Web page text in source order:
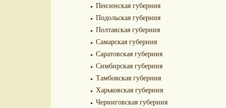
Пензенская губерния
Подольская губерния
Полтавская губерния
Самарская губерния
Саратовская губерния
Симбирская губерния
Тамбовская губерния
Харьковская губерния
Черниговская губерния